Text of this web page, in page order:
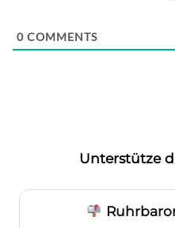
0 COMMENTS
Unterstütze